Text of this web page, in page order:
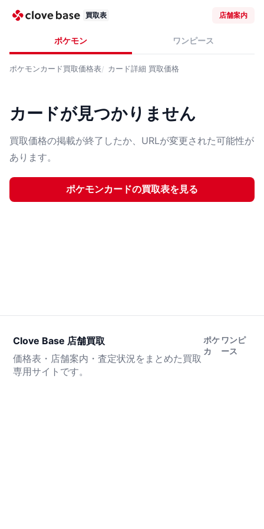
買取表 店舗案内
ポケモン ワンピース
ポケモンカード買取価格表 カード詳細 買取価格
カードが見つかりません
買取価格の掲載が終了したか、URLが変更された可能性が
あります。
ポケモンカードの買取表を見る
Clove Base 店舗買取
価格表・店舗案内・査定状況をまとめた買取
専用サイトです。
ポケ
カ
ワンピ
ース